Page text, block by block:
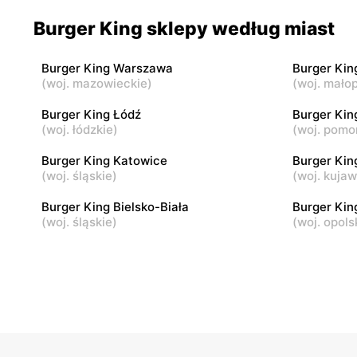
Bydgoszcz, ul. Jagiellońska 39-47 Kierzno, ul.
Burger King
Kraków, ul. Pawia 3
Burger
Kraków, ul.
Burger King Burger
Burger King sklepy według miast
Burger King Warszawa
(woj. mazowieckie)
Burger
(woj.
Burger King Łódź
(woj. łódzkie)
Burger
(woj.
Burger King Katowice
(woj. śląskie)
Burger
(woj.
Burger King Bielsko-Biała
(woj. śląskie)
Burger
(woj.